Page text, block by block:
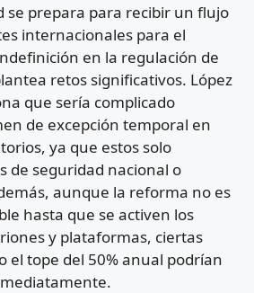
se prepara para recibir un flujo
internacionales para el
en la regulación de
retos significativos. López
que sería complicado
de excepción temporal en
ya que estos solo
de seguridad nacional o
aunque la reforma no es
hasta que se activen los
y plataformas, ciertas
el tope del 50% anual podrían